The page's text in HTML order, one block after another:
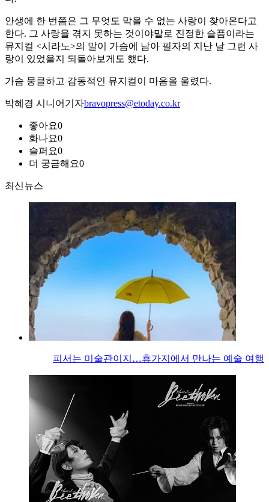
안생에 한 번쯤은 그 무엇도 막을 수 없는 사랑이 찾아온다고
한다. 그 사랑을 겪지 못하는 것이야말로 진정한 슬픔이라는
뮤지컬 <시라노>의 말이 가슴에 남아 필자의 지난 날 그런 사
랑이 있었을지 되돌아보게도 했다.
가슴 뭉클하고 감동적인 뮤지컬이 마음을 울렸다.
박혜경 시니어기자bravopress@etoday.co.kr
좋아요0
화나요0
슬퍼요0
더 궁금해요0
최신뉴스
피서는 미술관이지…휴가지에서 만나는 예술 여행